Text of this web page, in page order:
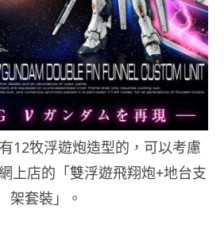
12牧浮遊炮造型的，可以考慮
上店的「雙浮遊飛翔炮+地台支
架套裝」。